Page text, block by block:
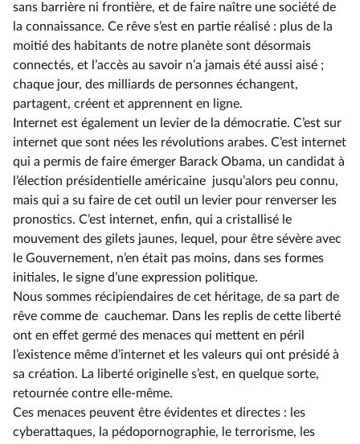
sans barrière ni frontière, et de faire naître une société de
la connaissance. Ce rêve s’est en partie réalisé : plus de la
moitié des habitants de notre planète sont désormais
connectés, et l’accès au savoir n’a jamais été aussi aisé ;
chaque jour, des milliards de personnes échangent,
partagent, créent et apprennent en ligne.
Internet est également un levier de la démocratie. C’est sur
internet que sont nées les révolutions arabes. C’est internet
qui a permis de faire émerger Barack Obama, un candidat à
l’élection présidentielle américaine jusqu’alors peu connu,
mais qui a su faire de cet outil un levier pour renverser les
pronostics. C’est internet, enfin, qui a cristallisé le
mouvement des gilets jaunes, lequel, pour être sévère avec
le Gouvernement, n’en était pas moins, dans ses formes
initiales, le signe d’une expression politique.
Nous sommes récipiendaires de cet héritage, de sa part de
rêve comme de cauchemar. Dans les replis de cette liberté
ont en effet germé des menaces qui mettent en péril
l’existence même d’internet et les valeurs qui ont présidé à
sa création. La liberté originelle s’est, en quelque sorte,
retournée contre elle-même.
Ces menaces peuvent être évidentes et directes : les
cyberattaques, la pédopornographie, le terrorisme, les